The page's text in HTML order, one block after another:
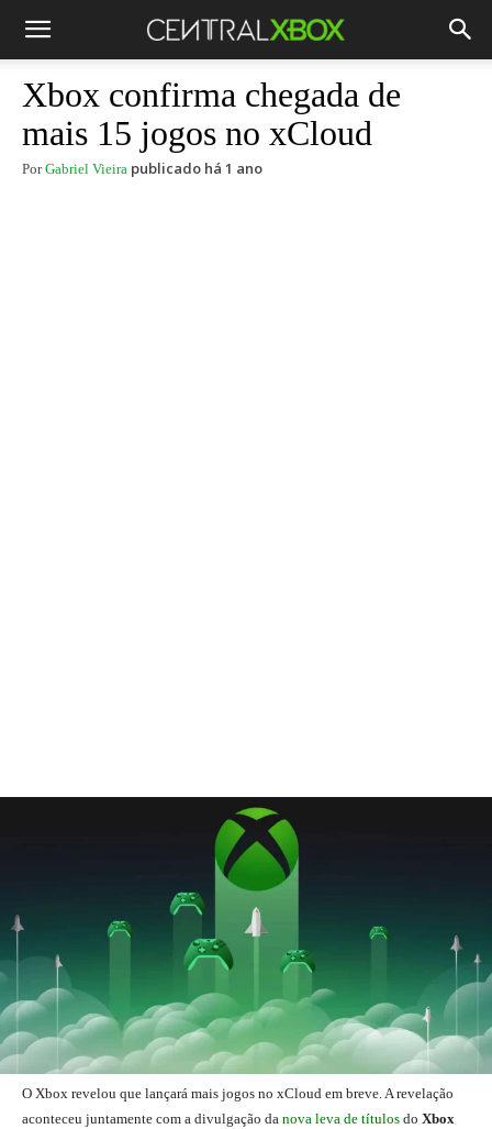
Xbox confirma chegada de
mais 15 jogos no xCloud
Por Gabriel Vieira publicado há 1 ano
O Xbox revelou que lançará mais jogos no xCloud em breve. A revelação
aconteceu juntamente com a divulgação da nova leva de títulos do Xbox